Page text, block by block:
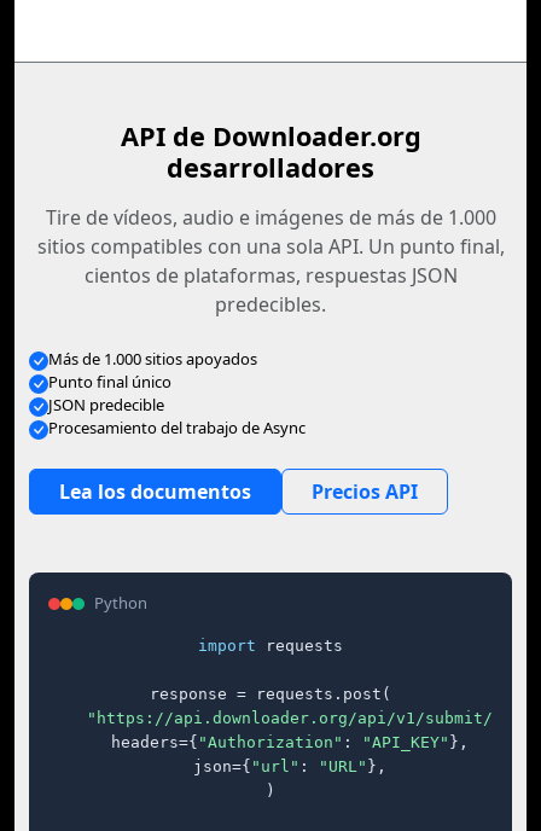
API de Downloader.org
desarrolladores
Tire de vídeos, audio e imágenes de más de 1.000
sitios compatibles con una sola API. Un punto final,
cientos de plataformas, respuestas JSON
predecibles.
Más de 1.000 sitios apoyados
Punto final único
JSON predecible
Procesamiento del trabajo de Async
Lea los documentos Precios API
Python
import requests
response = requests.post(
"https://api.downloader.org/api/v1/submit/"
    headers={
"Authorization" : "API_KEY" },
    json={
"url" : "URL" },
)